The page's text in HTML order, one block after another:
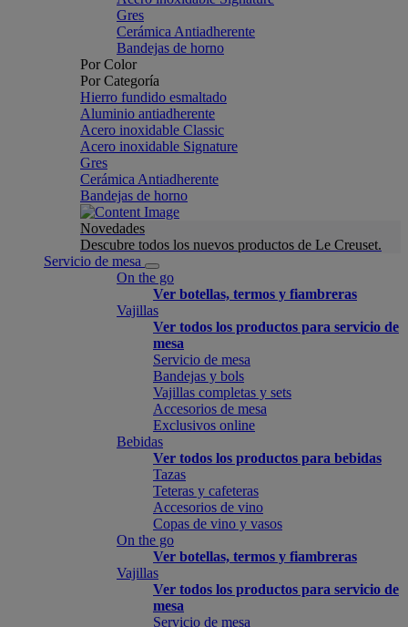
Gres
Cerámica Antiadherente
Bandejas de horno
Por Color
Por Categoría
Hierro fundido esmaltado
Aluminio antiadherente
Acero inoxidable Classic
Acero inoxidable Signature
Gres
Cerámica Antiadherente
Bandejas de horno
Novedades
Descubre todos los nuevos productos de Le Creuset.
Servicio de mesa
On the go
Ver botellas, termos y fiambreras
Vajillas
Ver todos los productos para servicio de
mesa
Servicio de mesa
Bandejas y bols
Vajillas completas y sets
Accesorios de mesa
Exclusivos online
Bebidas
Ver todos los productos para bebidas
Tazas
Teteras y cafeteras
Accesorios de vino
Copas de vino y vasos
On the go
Ver botellas, termos y fiambreras
Vajillas
Ver todos los productos para servicio de
mesa
Servicio de mesa